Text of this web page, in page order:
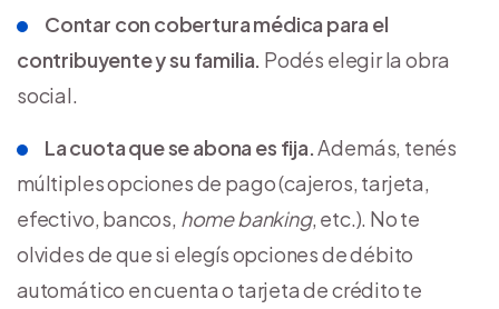
Contar con cobertura médica para el
contribuyente y su familia. Podés elegir la obra
social.
La cuota que se abona es fija.Además, tenés
múltiples opciones de pago (cajeros, tarjeta,
efectivo, bancos, home banking, etc.). No te
olvides de que si elegís opciones de débito
automático en cuenta o tarjeta de crédito te